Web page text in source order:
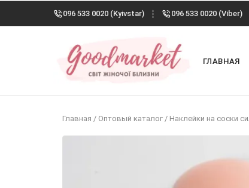
096 533 0020 (Kyivstar) 096 533 0020 (Viber)
ГЛАВНАЯ
Главная / Оптовый каталог / Наклейки на соски